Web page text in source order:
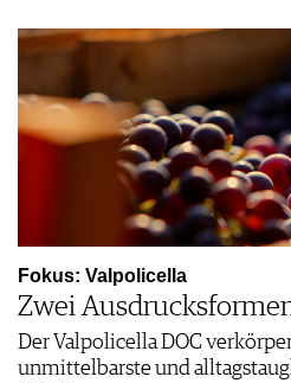
Fokus: Valpolicella
Zwei
Der Valpolicella DOC
unmittelbarste und